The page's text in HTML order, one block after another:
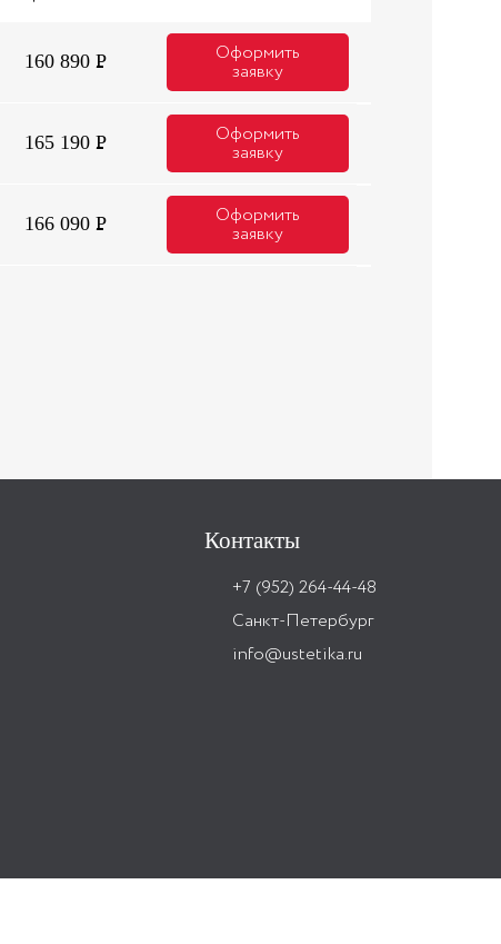
160 890 Р Оформить
заявку
165 190 Р Оформить
заявку
166 090 Р Оформить
заявку
Контакты
+7 (952) 264-44-48
Санкт-Петербург
info@ustetika.ru